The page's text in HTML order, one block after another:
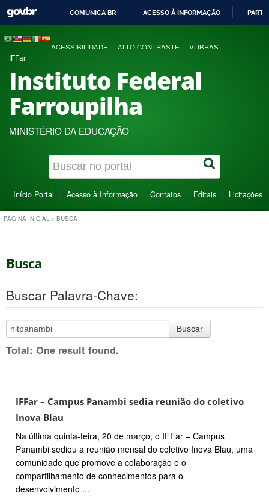
COMUNICA BR ACESSO À INFORMAÇÃO
ACESSIBILIDADE ALTO CONTRASTE VLIBRAS
IFFar
Instituto Federal
Farroupilha
MINISTÉRIO DA EDUCAÇÃO
Início Portal Acesso à Informação Contatos Editais Licitações
PÁGINA INICIAL > BUSCA
Busca
Buscar Palavra-Chave:
Buscar
Total: One result found.
IFFar – Campus Panambi sedia reunião do coletivo
Inova Blau
Na última quinta-feira, 20 de março, o IFFar – Campus
Panambi sediou a reunião mensal do coletivo Inova Blau, uma
comunidade que promove a colaboração e o
compartilhamento de conhecimentos para o
desenvolvimento ...